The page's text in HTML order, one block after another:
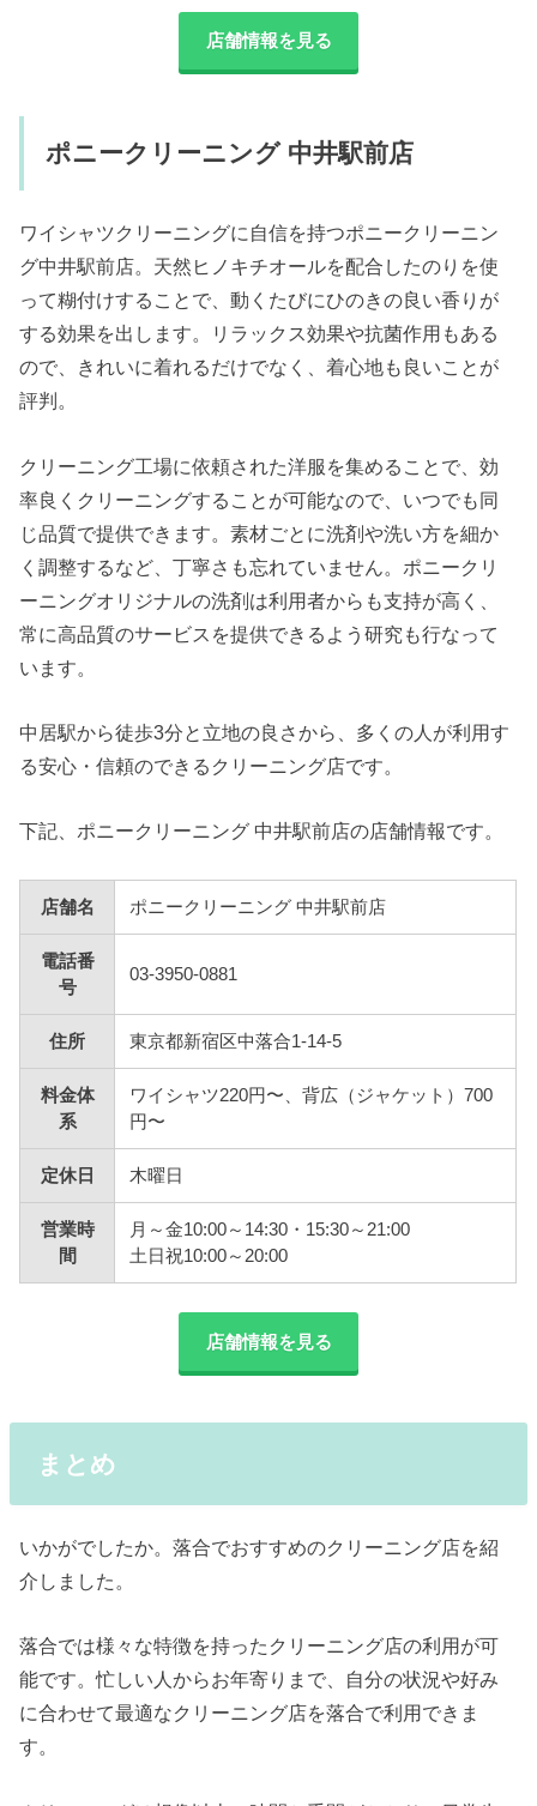
店舗情報を見る
ポニークリーニング 中井駅前店
ワイシャツクリーニングに自信を持つポニークリーニン
グ中井駅前店。天然ヒノキチオールを配合したのりを使
って糊付けすることで、動くたびにひのきの良い香りが
する効果を出します。リラックス効果や抗菌作用もある
ので、きれいに着れるだけでなく、着心地も良いことが
評判。
クリーニング工場に依頼された洋服を集めることで、効
率良くクリーニングすることが可能なので、いつでも同
じ品質で提供できます。素材ごとに洗剤や洗い方を細か
く調整するなど、丁寧さも忘れていません。ポニークリ
ーニングオリジナルの洗剤は利用者からも支持が高く、
常に高品質のサービスを提供できるよう研究も行なって
います。
中居駅から徒歩3分と立地の良さから、多くの人が利用す
る安心・信頼のできるクリーニング店です。
下記、ポニークリーニング 中井駅前店の店舗情報です。
店舗名 ポニークリーニング 中井駅前店
電話番
号
03-3950-0881
住所 東京都新宿区中落合1-14-5
料金体
系
ワイシャツ220円〜、背広（ジャケット）700
円〜
定休日 木曜日
営業時
間
月～金10:00～14:30・15:30～21:00
土日祝10:00～20:00
店舗情報を見る
まとめ
いかがでしたか。落合でおすすめのクリーニング店を紹
介しました。
落合では様々な特徴を持ったクリーニング店の利用が可
能です。忙しい人からお年寄りまで、自分の状況や好み
に合わせて最適なクリーニング店を落合で利用できま
す。